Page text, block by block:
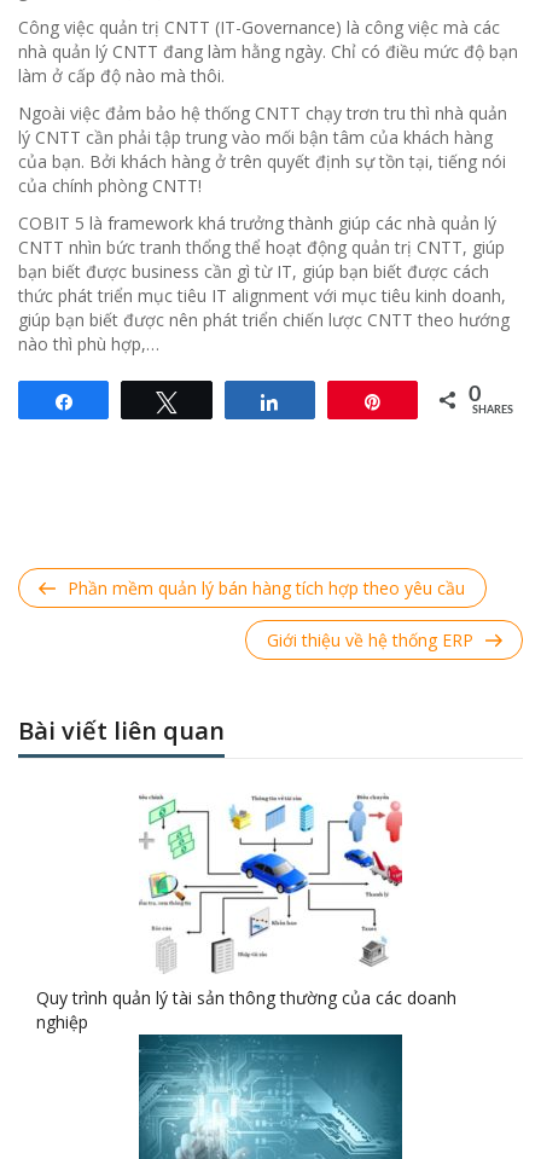
Công việc quản trị CNTT (IT-Governance) là công việc mà các
nhà quản lý CNTT đang làm hằng ngày. Chỉ có điều mức độ bạn
làm ở cấp độ nào mà thôi.
Ngoài việc đảm bảo hệ thống CNTT chạy trơn tru thì nhà quản
lý CNTT cần phải tập trung vào mối bận tâm của khách hàng
của bạn. Bởi khách hàng ở trên quyết định sự tồn tại, tiếng nói
của chính phòng CNTT!
COBIT 5 là framework khá trưởng thành giúp các nhà quản lý
CNTT nhìn bức tranh thổng thể hoạt động quản trị CNTT, giúp
bạn biết được business cần gì từ IT, giúp bạn biết được cách
thức phát triển mục tiêu IT alignment với mục tiêu kinh doanh,
giúp bạn biết được nên phát triển chiến lược CNTT theo hướng
nào thì phù hợp,…
0
SHARES
Previous
Post
Phần mềm quản lý bán hàng tích hợp theo yêu cầu
Next
Post
Giới thiệu về hệ thống ERP
Bài viết liên quan
Quy trình quản lý tài sản thông thường của các doanh
nghiệp